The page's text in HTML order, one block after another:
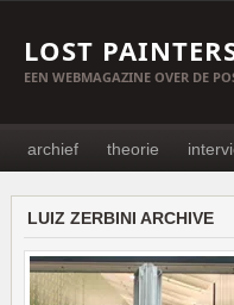
LOST
EEN WEBMAGAZINE OVER DE
archief theorie
LUIZ ZERBINI ARCHIVE